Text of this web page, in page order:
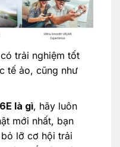
trải nghiệm tốt
tế ảo, cũng như
là gì, hãy luôn
mới nhất, bạn
lỡ cơ hội trải